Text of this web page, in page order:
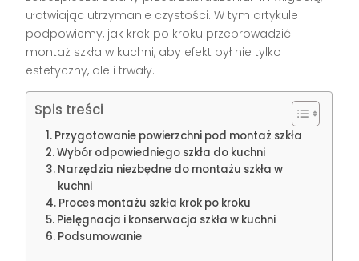
ułatwiając utrzymanie czystości. W tym artykule
podpowiemy, jak krok po kroku przeprowadzić
montaż szkła w kuchni, aby efekt był nie tylko
estetyczny, ale i trwały.
Spis treści
Przygotowanie powierzchni pod montaż szkła
Wybór odpowiedniego szkła do kuchni
Narzędzia niezbędne do montażu szkła w
kuchni
Proces montażu szkła krok po kroku
Pielęgnacja i konserwacja szkła w kuchni
Podsumowanie